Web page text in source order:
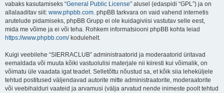
vabaks kasutamiseks “General Public License” alusel (edaspidi “GPL”) ja on
allalaaditav siit: www.phpbb.com. phpBB tarkvara on vaid vahend internetis
arutelude pidamiseks, phpBB Grupp ei ole kuidagiviisi vastutav selle eest,
mida me võime ja ei või teha. Rohkem informatsiooni phpBB kohta leiad
https://www.phpbb.com/kodulehelt.
Kuigi veebilehe “SIERRACLUB” administraatorid ja moderaatorid üritavad
eemaldada või muuta kõiki vastuolulisi materjale nii kiiresti kui võimalik, on
võimatu üle vaadata igat teadet. Selletõttu nõustud sa, et kõik siia leheküljele
tehtud postitused väljendavad autorite mitte administraatorite, moderaatorite
või veebihalduri vaateid ja arvamusi (välja arvatud nende inimeste poolt tehtud